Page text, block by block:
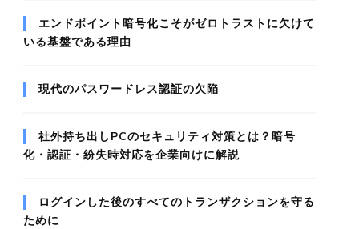
エンドポイント暗号化こそがゼロトラストに欠けて
いる基盤である理由
現代のパスワードレス認証の欠陥
社外持ち出しPCのセキュリティ対策とは？暗号
化・認証・紛失時対応を企業向けに解説
ログインした後のすべてのトランザクションを守る
ために